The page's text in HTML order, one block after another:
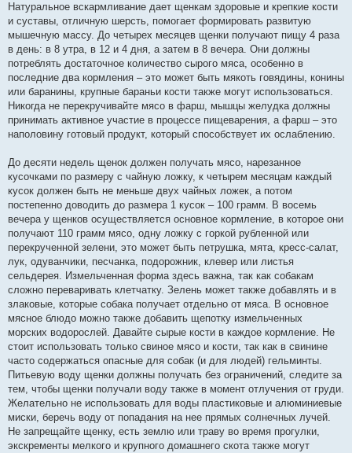
Натуральное вскармливание дает щенкам здоровые и крепкие кости
и суставы, отличную шерсть, помогает формировать развитую
мышечную массу. До четырех месяцев щенки получают пищу 4 раза
в день: в 8 утра, в 12 и 4 дня, а затем в 8 вечера. Они должны
потреблять достаточное количество сырого мяса, особенно в
последние два кормления – это может быть мякоть говядины, конины
или баранины, крупные бараньи кости также могут использоваться.
Никогда не перекручивайте мясо в фарш, мышцы желудка должны
принимать активное участие в процессе пищеварения, а фарш – это
наполовину готовый продукт, который способствует их ослаблению.
До десяти недель щенок должен получать мясо, нарезанное
кусочками по размеру с чайную ложку, к четырем месяцам каждый
кусок должен быть не меньше двух чайных ложек, а потом
постепенно доводить до размера 1 кусок – 100 грамм. В восемь
вечера у щенков осуществляется основное кормление, в которое они
получают 110 грамм мясо, одну ложку с горкой рубленной или
перекрученной зелени, это может быть петрушка, мята, кресс-салат,
лук, одуванчики, песчанка, подорожник, клевер или листья
сельдерея. Измельченная форма здесь важна, так как собакам
сложно переваривать клетчатку. Зелень может также добавлять и в
злаковые, которые собака получает отдельно от мяса. В основное
мясное блюдо можно также добавить щепотку измельченных
морских водорослей. Давайте сырые кости в каждое кормление. Не
стоит использовать только свиное мясо и кости, так как в свинине
часто содержаться опасные для собак (и для людей) гельминты.
Питьевую воду щенки должны получать без ограничений, следите за
тем, чтобы щенки получали воду также в момент отлучения от груди.
Желательно не использовать для воды пластиковые и алюминиевые
миски, беречь воду от попадания на нее прямых солнечных лучей.
Не запрещайте щенку, есть землю или траву во время прогулки,
экскременты мелкого и крупного домашнего скота также могут